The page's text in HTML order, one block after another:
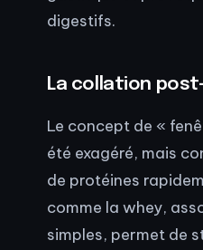
digestifs.
La collation
Le concept de «
été exagéré, mais
de protéines
comme la whey,
simples, permet de